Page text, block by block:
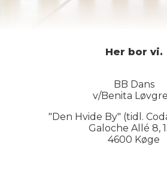
Her bor vi.
BB Dans
v/Benita
"Den Hvide By" (tidl.
Galoche Allé 8,
4600 Køge